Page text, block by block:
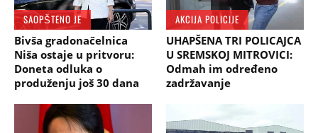
SAOPŠTENO JE
Bivša gradonačelnica
Niša ostaje u pritvoru:
Doneta odluka o
produženju još 30 dana
AKCIJA POLICIJE
UHAPŠENA TRI POLICAJCA
U SREMSKOJ MITROVICI:
Odmah im određeno
zadržavanje